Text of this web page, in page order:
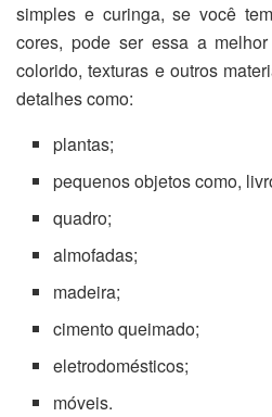
simples e curinga, se você
cores, pode ser essa a
colorido, texturas e outros
detalhes como:
plantas;
pequenos objetos como,
quadro;
almofadas;
madeira;
cimento queimado;
eletrodomésticos;
móveis.